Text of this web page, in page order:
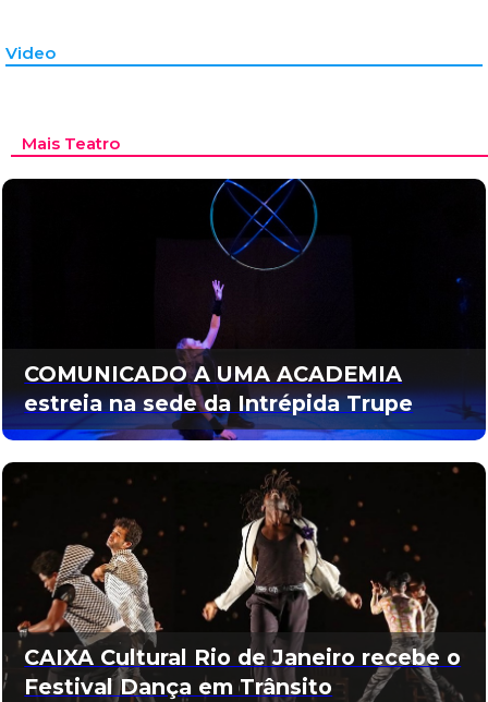
Video
Mais Teatro
COMUNICADO A UMA ACADEMIA
estreia na sede da Intrépida Trupe
CAIXA Cultural Rio de Janeiro recebe o
Festival Dança em Trânsito